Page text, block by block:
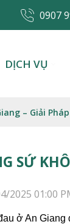
0907
DỊCH VỤ
– Giải
SỨ
2025 01:00
ở An